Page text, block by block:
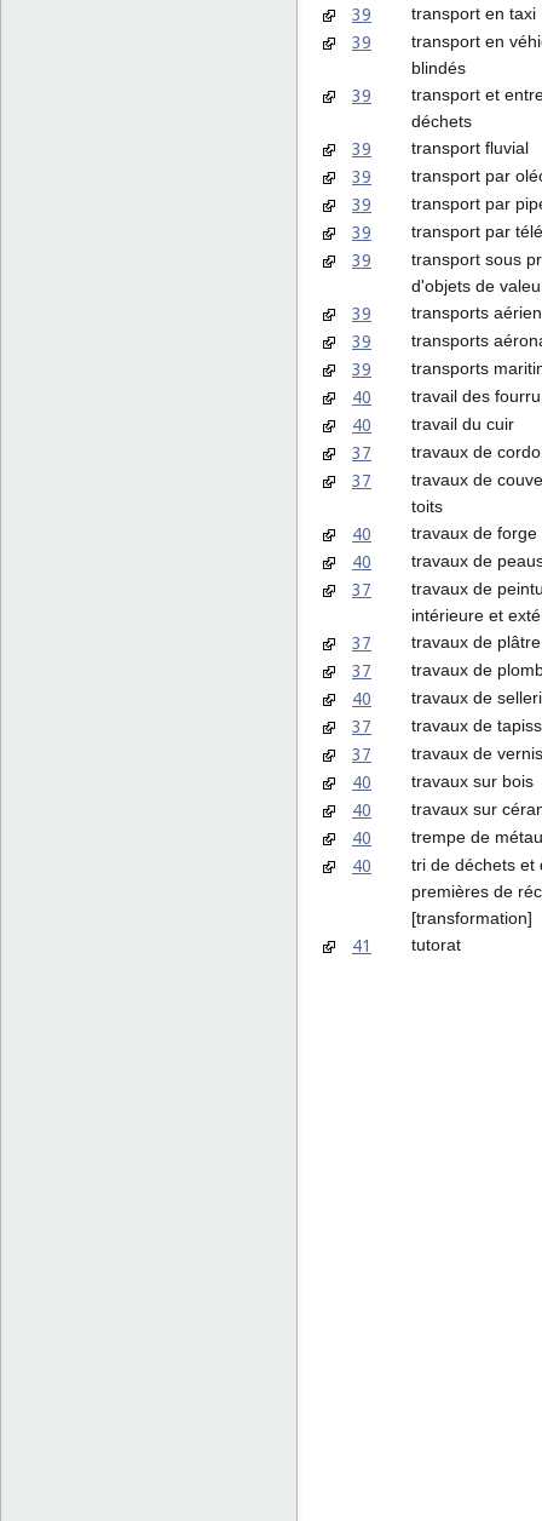
39 transport en taxi
39
transport en
blindés
39
transport et
déchets
39 transport fluvial
39 transport par
39 transport par
39 transport par
39
transport sous
d'objets de
39 transports
39 transports
39 transports
40 travail des
40 travail du cuir
37 travaux de
37
travaux de
toits
40 travaux de forge
40 travaux de
37
travaux de
intérieure et
37 travaux de
37 travaux de
40 travaux de
37 travaux de
37 travaux de
40 travaux sur bois
40 travaux sur
40 trempe de
40
tri de déchets et
premières de
[transformation]
41 tutorat